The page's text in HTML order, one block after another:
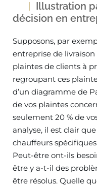
Illustration
décision en
Supposons, par
entreprise de livraison
plaintes de clients à
regroupant ces
d’un diagramme de
de vos plaintes
seulement 20 % de
analyse, il est clair
chauffeurs
Peut-être ont-ils
être y a-t-il des
être résolus. Quelle